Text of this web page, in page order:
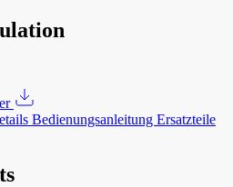
Bedienungsanleitung Ersatzteile